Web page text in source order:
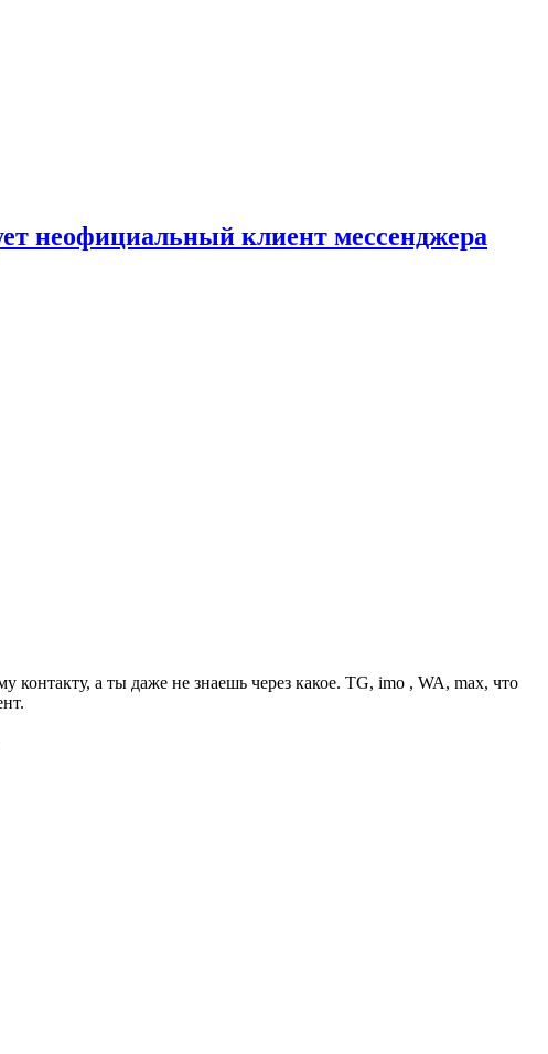
неофициальный клиент мессенджера
а ты даже не знаешь через какое. TG, imo , WA, max, что